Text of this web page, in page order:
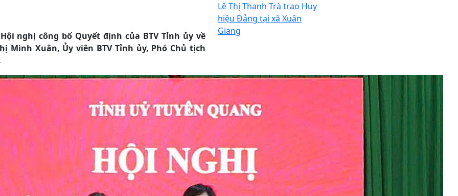
nghị công bố Quyết định của BTV Tỉnh ủy về
Minh Xuân, Ủy viên BTV Tỉnh ủy, Phó Chủ tịch
Lê Thị Thanh Trà trao Huy
hiệu Đảng tại xã Xuân
Giang